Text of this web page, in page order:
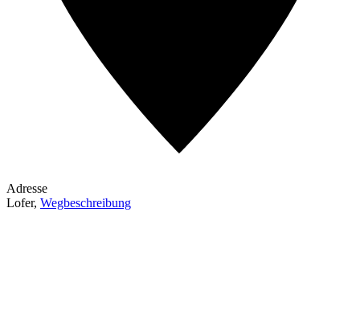
Adresse
Lofer, Wegbeschreibung